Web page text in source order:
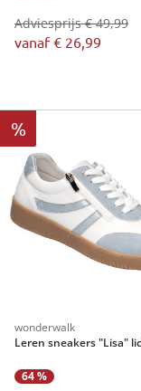
vanaf€ 26,99
Adviesprijs € 49,99
%
wonderwalk
Leren sneakers "Lisa"
64 %